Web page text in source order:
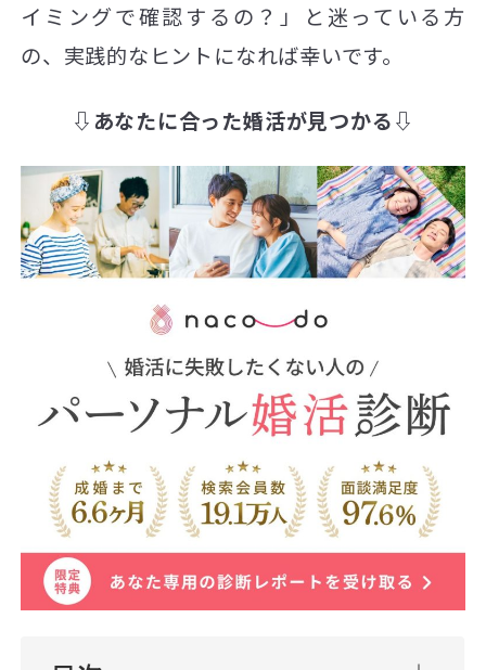
イミングで確認するの？」と迷っている方
の、実践的なヒントになれば幸いです。
⇩あなたに合った婚活が見つかる⇩